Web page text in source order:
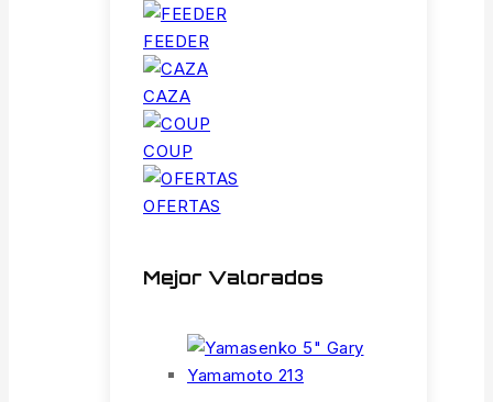
FEEDER
CAZA
COUP
OFERTAS
Mejor Valorados